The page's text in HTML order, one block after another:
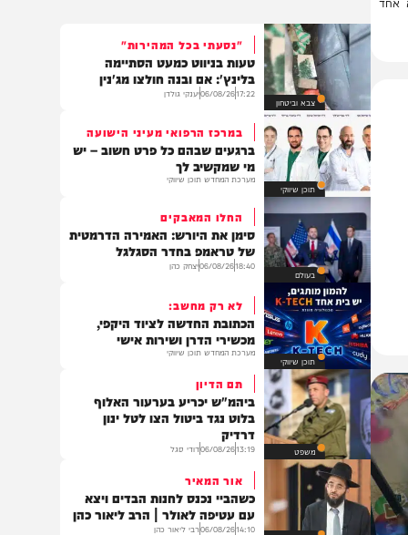
צבא וביטחון
"נסעתי בכל המהירות"
טעות בניווט כמעט הסתיימה
בלינץ': אם ובנה חולצו מג'נין
17:22
06/08/26 יענקי גולדן
תוכן שיווקי
ברגעים שבהם כל פרט חשוב – יש
מי שמקשיב לך
מערכת המחדש תוכן שיווקי
בעולם
סימן את היורש: האמירה הדרמטית
של טראמפ בחדר הסגלגל
18:40
06/08/26 יצחק כהן
תוכן שיווקי
לא רק מחשב:
הכתובת החדשה לציוד היקפי,
מכשירי הדרן ושירות אישי
מערכת המחדש תוכן שיווקי
משפט
תם הדיון
ביהמ"ש יכריע בערעור האלוף
בלוט נגד ביטול הצו לטל ינון
דרדיק
13:19
06/08/26דודי סגל